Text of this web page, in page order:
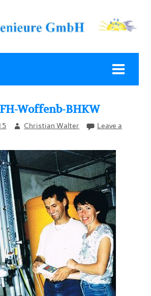
Woffenb-BHKW
Christian Walter
Leave a